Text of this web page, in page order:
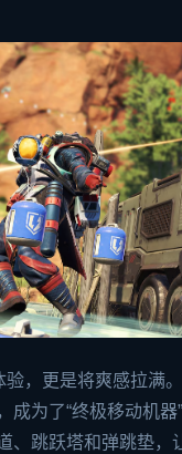
验，更是将爽感拉满
成为了“终极移动机
、跳跃塔和弹跳垫，